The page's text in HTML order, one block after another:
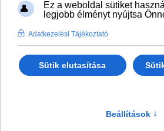
A Tisza-tó egyetlen
lovardája